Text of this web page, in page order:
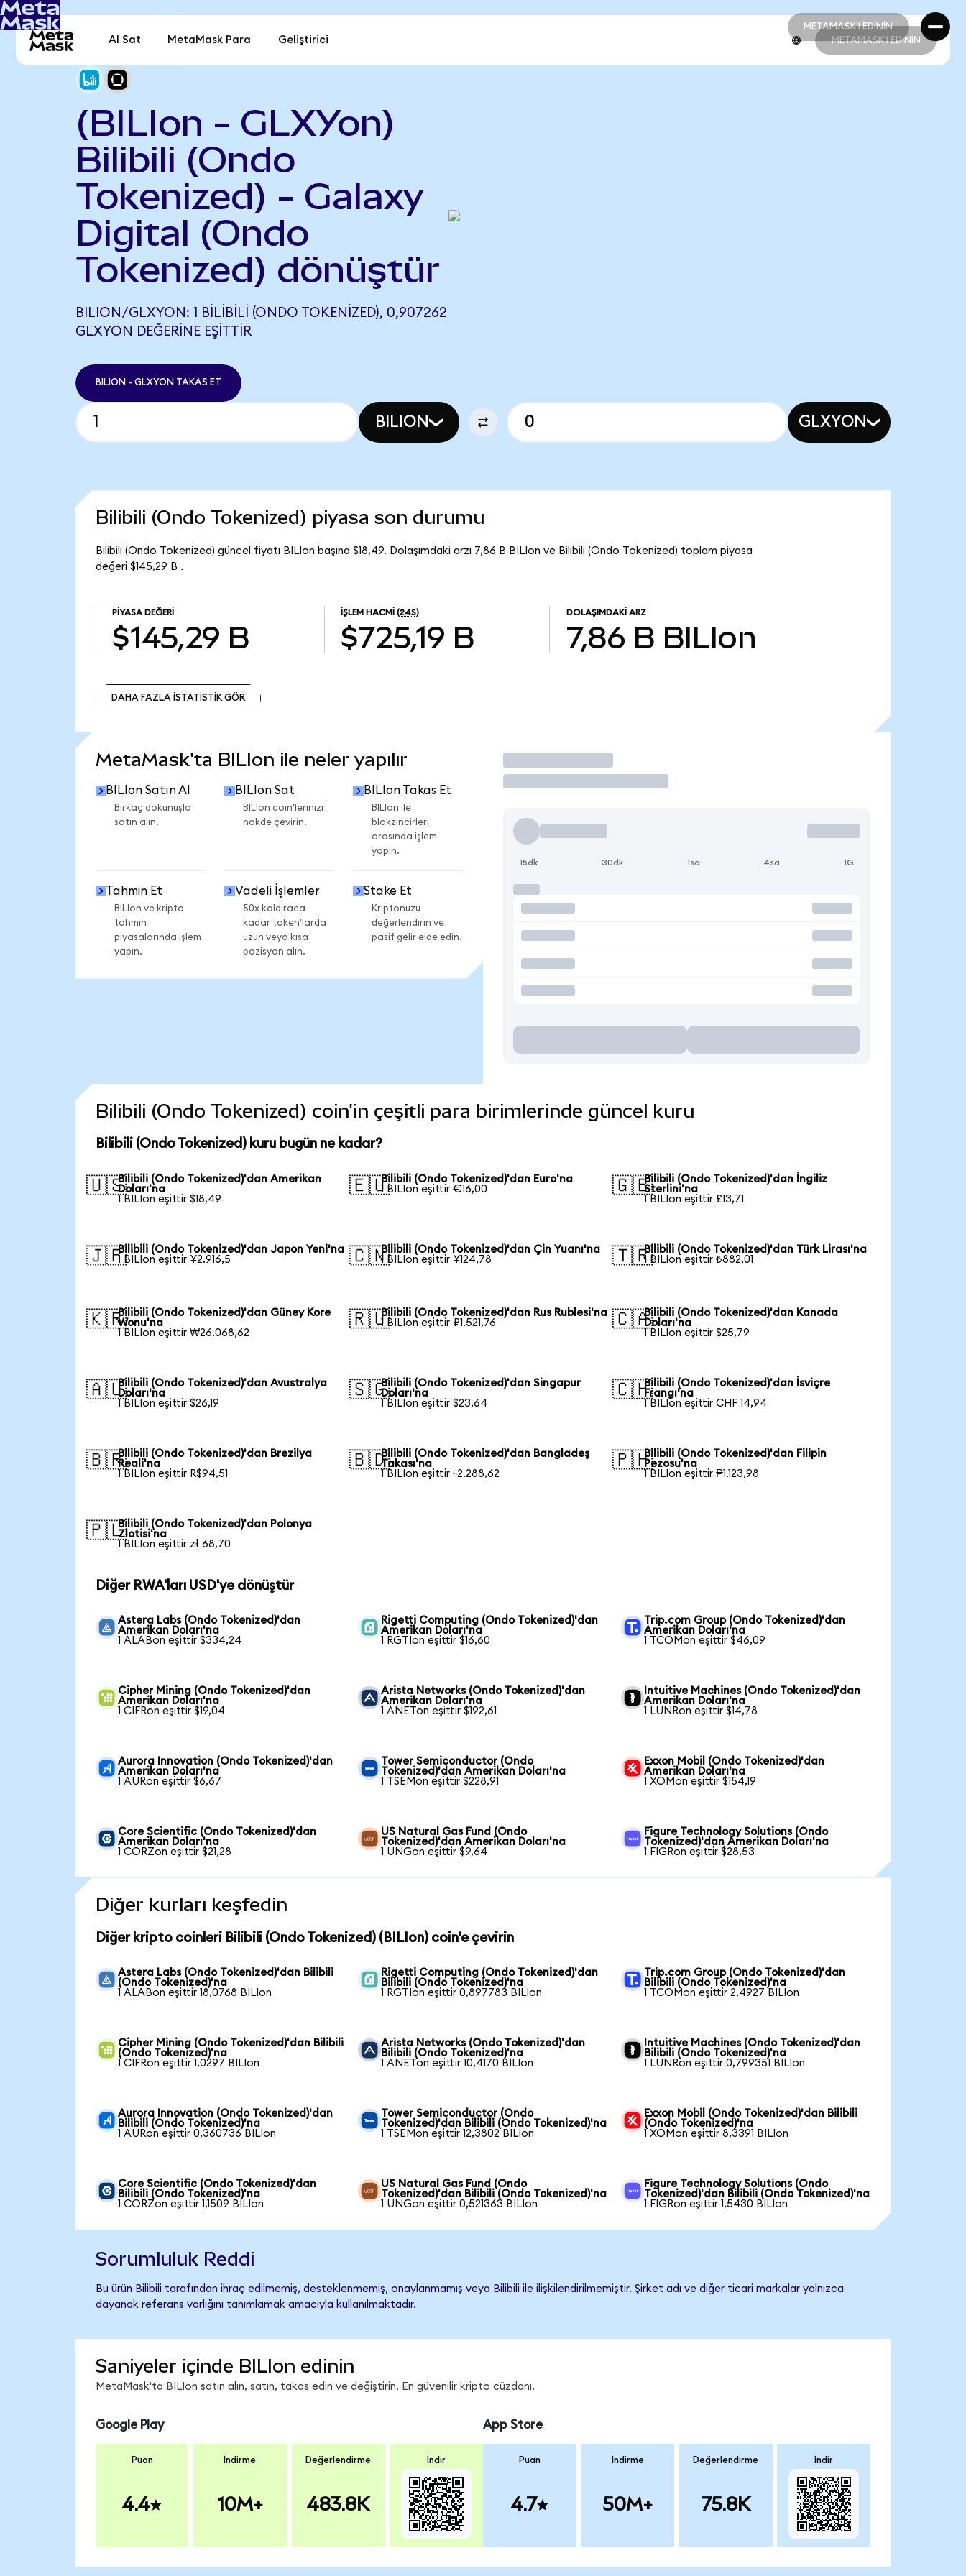
METAMASK'I EDİNİN
METAMASK'I EDİNİN
Al Sat MetaMask Para Geliştirici METAMASK'I EDİNİN
(BILIon - GLXYon)
Bilibili (Ondo
Tokenized) - Galaxy
Digital (Ondo
Tokenized) dönüştür
BILION/GLXYON: 1 BILIBILI (ONDO TOKENIZED), 0,907262
GLXYON DEĞERINE EŞITTIR
BILION - GLXYON TAKAS ET
BILION GLXYON
Bilibili (Ondo Tokenized) piyasa son durumu
Bilibili (Ondo Tokenized) güncel fiyatı BILIon başına $18,49. Dolaşımdaki arzı 7,86 B BILIon ve Bilibili (Ondo Tokenized) toplam piyasa
değeri $145,29 B .
PIYASA DEĞERI
$145,29 B
İŞLEM HACMI (24S)
$725,19 B
DOLAŞIMDAKI ARZ
7,86 B BILIon
DAHA FAZLA İSTATİSTİK GÖR
MetaMask'ta BILIon ile neler yapılır
BILIon Satın Al
Birkaç dokunuşla
satın alın.
BILIon Sat
BILIon coin'lerinizi
nakde çevirin.
BILIon Takas Et
BILIon ile
blokzincirleri
arasında işlem
yapın.
Tahmin Et
BILIon ve kripto
tahmin
piyasalarında işlem
yapın.
Vadeli İşlemler
50x kaldıraca
kadar token'larda
uzun veya kısa
pozisyon alın.
Stake Et
Kriptonuzu
değerlendirin ve
pasif gelir elde edin.
İşlem Yap
15dk 30dk 1sa 4sa 1G
Bilibili (Ondo Tokenized) coin'in çeşitli para birimlerinde güncel kuru
Bilibili (Ondo Tokenized) kuru bugün ne kadar?
🇺🇸Bilibili (Ondo Tokenized)'dan Amerikan
Doları'na
1 BILIon eşittir $18,49
🇪🇺Bilibili (Ondo Tokenized)'dan Euro'na
1 BILIon eşittir €16,00
🇬🇧Bilibili (Ondo Tokenized)'dan İngiliz
Sterlini'na
1 BILIon eşittir £13,71
🇯🇵Bilibili (Ondo Tokenized)'dan Japon Yeni'na
1 BILIon eşittir ¥2.916,5
🇨🇳Bilibili (Ondo Tokenized)'dan Çin Yuanı'na
1 BILIon eşittir ¥124,78
🇹🇷Bilibili (Ondo Tokenized)'dan Türk Lirası'na
1 BILIon eşittir ₺882,01
🇰🇷Bilibili (Ondo Tokenized)'dan Güney Kore
Wonu'na
1 BILIon eşittir ₩26.068,62
🇷🇺Bilibili (Ondo Tokenized)'dan Rus Rublesi'na
1 BILIon eşittir ₽1.521,76
🇨🇦Bilibili (Ondo Tokenized)'dan Kanada
Doları'na
1 BILIon eşittir $25,79
🇦🇺Bilibili (Ondo Tokenized)'dan Avustralya
Doları'na
1 BILIon eşittir $26,19
🇸🇬Bilibili (Ondo Tokenized)'dan Singapur
Doları'na
1 BILIon eşittir $23,64
🇨🇭Bilibili (Ondo Tokenized)'dan İsviçre
Frangı'na
1 BILIon eşittir CHF 14,94
🇧🇷Bilibili (Ondo Tokenized)'dan Brezilya
Reali'na
1 BILIon eşittir R$94,51
🇧🇩Bilibili (Ondo Tokenized)'dan Bangladeş
Takası'na
1 BILIon eşittir ৳2.288,62
🇵🇭Bilibili (Ondo Tokenized)'dan Filipin
Pezosu'na
1 BILIon eşittir ₱1.123,98
🇵🇱Bilibili (Ondo Tokenized)'dan Polonya
Zlotisi'na
1 BILIon eşittir zł 68,70
Diğer RWA'ları USD'ye dönüştür
Astera Labs (Ondo Tokenized)'dan
Amerikan Doları'na
1 ALABon eşittir $334,24
Rigetti Computing (Ondo Tokenized)'dan
Amerikan Doları'na
1 RGTIon eşittir $16,60
Trip.com Group (Ondo Tokenized)'dan
Amerikan Doları'na
1 TCOMon eşittir $46,09
Cipher Mining (Ondo Tokenized)'dan
Amerikan Doları'na
1 CIFRon eşittir $19,04
Arista Networks (Ondo Tokenized)'dan
Amerikan Doları'na
1 ANETon eşittir $192,61
Intuitive Machines (Ondo Tokenized)'dan
Amerikan Doları'na
1 LUNRon eşittir $14,78
Aurora Innovation (Ondo Tokenized)'dan
Amerikan Doları'na
1 AURon eşittir $6,67
Tower Semiconductor (Ondo
Tokenized)'dan Amerikan Doları'na
1 TSEMon eşittir $228,91
Exxon Mobil (Ondo Tokenized)'dan
Amerikan Doları'na
1 XOMon eşittir $154,19
Core Scientific (Ondo Tokenized)'dan
Amerikan Doları'na
1 CORZon eşittir $21,28
US Natural Gas Fund (Ondo
Tokenized)'dan Amerikan Doları'na
1 UNGon eşittir $9,64
Figure Technology Solutions (Ondo
Tokenized)'dan Amerikan Doları'na
1 FIGRon eşittir $28,53
Diğer kurları keşfedin
Diğer kripto coinleri Bilibili (Ondo Tokenized) (BILIon) coin'e çevirin
Astera Labs (Ondo Tokenized)'dan Bilibili
(Ondo Tokenized)'na
1 ALABon eşittir 18,0768 BILIon
Rigetti Computing (Ondo Tokenized)'dan
Bilibili (Ondo Tokenized)'na
1 RGTIon eşittir 0,897783 BILIon
Trip.com Group (Ondo Tokenized)'dan
Bilibili (Ondo Tokenized)'na
1 TCOMon eşittir 2,4927 BILIon
Cipher Mining (Ondo Tokenized)'dan Bilibili
(Ondo Tokenized)'na
1 CIFRon eşittir 1,0297 BILIon
Arista Networks (Ondo Tokenized)'dan
Bilibili (Ondo Tokenized)'na
1 ANETon eşittir 10,4170 BILIon
Intuitive Machines (Ondo Tokenized)'dan
Bilibili (Ondo Tokenized)'na
1 LUNRon eşittir 0,799351 BILIon
Aurora Innovation (Ondo Tokenized)'dan
Bilibili (Ondo Tokenized)'na
1 AURon eşittir 0,360736 BILIon
Tower Semiconductor (Ondo
Tokenized)'dan Bilibili (Ondo Tokenized)'na
1 TSEMon eşittir 12,3802 BILIon
Exxon Mobil (Ondo Tokenized)'dan Bilibili
(Ondo Tokenized)'na
1 XOMon eşittir 8,3391 BILIon
Core Scientific (Ondo Tokenized)'dan
Bilibili (Ondo Tokenized)'na
1 CORZon eşittir 1,1509 BILIon
US Natural Gas Fund (Ondo
Tokenized)'dan Bilibili (Ondo Tokenized)'na
1 UNGon eşittir 0,521363 BILIon
Figure Technology Solutions (Ondo
Tokenized)'dan Bilibili (Ondo Tokenized)'na
1 FIGRon eşittir 1,5430 BILIon
Sorumluluk Reddi
Bu ürün Bilibili tarafından ihraç edilmemiş, desteklenmemiş, onaylanmamış veya Bilibili ile ilişkilendirilmemiştir. Şirket adı ve diğer ticari markalar yalnızca
dayanak referans varlığını tanımlamak amacıyla kullanılmaktadır.
Saniyeler içinde BILIon edinin
MetaMask'ta BILIon satın alın, satın, takas edin ve değiştirin. En güvenilir kripto cüzdanı.
Google Play
Puan
4.4
İndirme
10M+
Değerlendirme
483.8K
İndir
App Store
Puan
4.7
İndirme
50M+
Değerlendirme
75.8K
İndir